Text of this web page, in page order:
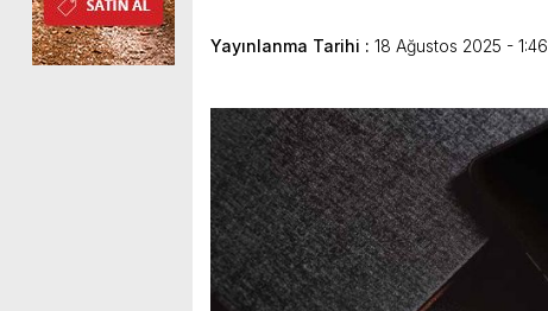
Yayınlanma Tarihi : 18 Ağustos 2025 - 1:46